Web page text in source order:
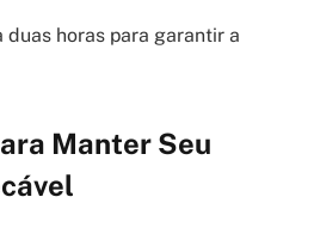
horas para garantir a
Manter Seu